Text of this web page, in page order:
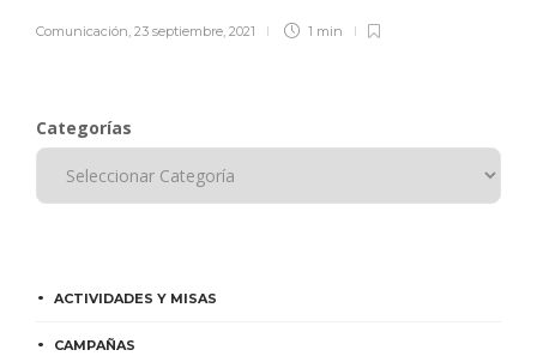
Comunicación, 23 septiembre, 2021 1 min
Categorías
ACTIVIDADES Y MISAS
CAMPAÑAS